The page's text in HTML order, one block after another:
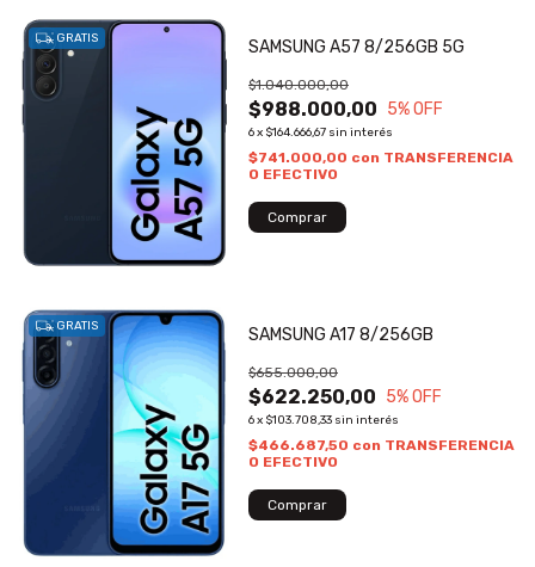
GRATIS SAMSUNG A57 8/256GB 5G
$988.000,00
$1.040.000,00
5% OFF
6x $164.666,67 sin interés
$741.000,00 con TRANSFERENCIA
O EFECTIVO
GRATIS SAMSUNG A17 8/256GB
$622.250,00
$655.000,00
5% OFF
6x $103.708,33 sin interés
$466.687,50 con TRANSFERENCIA
O EFECTIVO